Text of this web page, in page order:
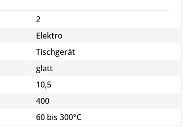
2
Elektro
Tischgerät
glatt
10,5
400
60 bis 300°C